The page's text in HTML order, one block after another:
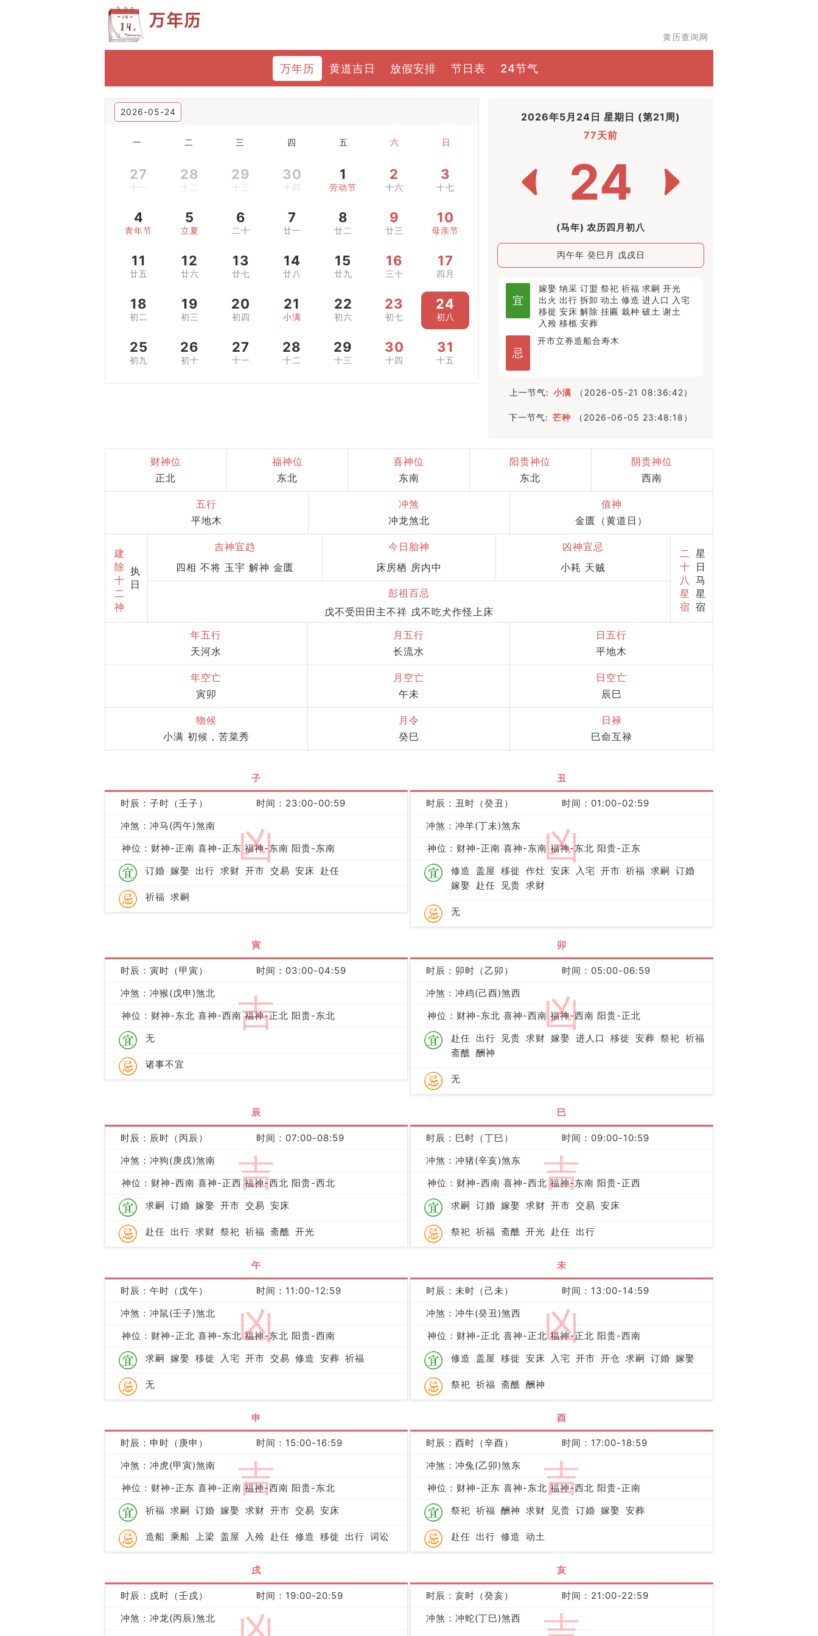
黄历查询网
万年历 黄道吉日 放假安排 节日表 24节气
2026-05-24
一 二 三 四 五 六 日
27
十一
28 29 30
十四
1
劳动节
2
十六
3
十七
4
青年节
5
立夏
6
二十
7
廿一
8
廿二
9
廿三
10
母亲节
11
廿五
12
廿六
13
廿七
14
廿八
15
廿九
16
三十
17
四月
18
初二
19
初三
20
初四
21
小满
22
初六
23
初七
24
初八
25
初九
26
初十
27
十一
28
十二
29
十三
30
十四
31
十五
2026年5月24日 星期日 (第21周)
77天前
24
(马年) 农历四月初八
丙午年 癸巳月 戊戌日
宜
嫁娶 纳采 订盟 祭祀 祈福 求嗣 开光
出火 出行 拆卸 动土 修造 进人口 入宅
移徙 安床 解除 挂匾 栽种 破土 谢土
入殓 移柩 安葬
忌
开市立券造船合寿木
上一节气: 小满 （2026-05-21 08:36:42）
下一节气: 芒种 （2026-06-05 23:48:18）
财神位
正北
福神位
东北
喜神位
东南
阳贵神位
东北
阴贵神位
西南
五行
平地木
冲煞
冲龙煞北
值神
金匮（黄道日）
建
除
十
二
神
执
日
吉神宜趋
四相 不将 玉宇 解神 金匮
今日胎神
床房栖 房内中
凶神宜忌
小耗 天贼
彭祖百忌
戊不受田田主不祥 戌不吃犬作怪上床
二
十
八
星
宿
星
日
马
星
宿
年五行
天河水
月五行
长流水
日五行
平地木
年空亡
寅卯
月空亡
午未
日空亡
辰巳
物候
小满 初候，苦菜秀
月令
癸巳
日禄
巳命互禄
子
凶
时辰：子时（壬子）
时间：23:00-00:59
冲煞：冲马(丙午)煞南
神位：财神-正南 喜神-正东 福神-东南 阳贵-东南
订婚 嫁娶 出行 求财 开市 交易 安床 赴任
祈福 求嗣
丑
凶
时辰：丑时（癸丑）
时间：01:00-02:59
冲煞：冲羊(丁未)煞东
神位：财神-正南 喜神-东南 福神-东北 阳贵-正东
修造 盖屋 移徙 作灶 安床 入宅 开市 祈福 求嗣 订婚
嫁娶 赴任 见贵 求财
无
寅
吉
时辰：寅时（甲寅）
时间：03:00-04:59
冲煞：冲猴(戊申)煞北
神位：财神-东北 喜神-西南 福神-正北 阳贵-东北
无
诸事不宜
卯
凶
时辰：卯时（乙卯）
时间：05:00-06:59
冲煞：冲鸡(己酉)煞西
神位：财神-东北 喜神-西南 福神-西南 阳贵-正北
赴任 出行 见贵 求财 嫁娶 进人口 移徙 安葬 祭祀 祈福
斋醮 酬神
无
辰
吉
时辰：辰时（丙辰）
时间：07:00-08:59
冲煞：冲狗(庚戌)煞南
神位：财神-西南 喜神-正西 福神-西北 阳贵-西北
求嗣 订婚 嫁娶 开市 交易 安床
赴任 出行 求财 祭祀 祈福 斋醮 开光
巳
吉
时辰：巳时（丁巳）
时间：09:00-10:59
冲煞：冲猪(辛亥)煞东
神位：财神-西南 喜神-西北 福神-东南 阳贵-正西
求嗣 订婚 嫁娶 求财 开市 交易 安床
祭祀 祈福 斋醮 开光 赴任 出行
午
凶
时辰：午时（戊午）
时间：11:00-12:59
冲煞：冲鼠(壬子)煞北
神位：财神-正北 喜神-东北 福神-东北 阳贵-西南
求嗣 嫁娶 移徙 入宅 开市 交易 修造 安葬 祈福
无
未
凶
时辰：未时（己未）
时间：13:00-14:59
冲煞：冲牛(癸丑)煞西
神位：财神-正北 喜神-正北 福神-正北 阳贵-西南
修造 盖屋 移徙 安床 入宅 开市 开仓 求嗣 订婚 嫁娶
祭祀 祈福 斋醮 酬神
申
吉
时辰：申时（庚申）
时间：15:00-16:59
冲煞：冲虎(甲寅)煞南
神位：财神-正东 喜神-正南 福神-西南 阳贵-东北
祈福 求嗣 订婚 嫁娶 求财 开市 交易 安床
造船 乘船 上梁 盖屋 入殓 赴任 修造 移徙 出行 词讼
酉
吉
时辰：酉时（辛酉）
时间：17:00-18:59
冲煞：冲兔(乙卯)煞东
神位：财神-正东 喜神-东北 福神-西北 阳贵-正南
祭祀 祈福 酬神 求财 见贵 订婚 嫁娶 安葬
赴任 出行 修造 动土
戌
时辰：戌时（壬戌）
时间：19:00-20:59
冲煞：冲龙(丙辰)煞北
亥
时辰：亥时（癸亥）
时间：21:00-22:59
冲煞：冲蛇(丁巳)煞西